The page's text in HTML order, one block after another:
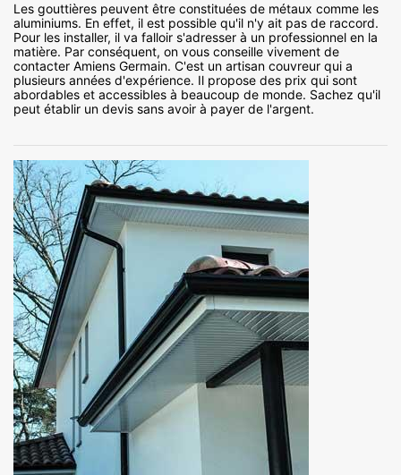
Les gouttières peuvent être constituées de métaux comme les
aluminiums. En effet, il est possible qu'il n'y ait pas de raccord.
Pour les installer, il va falloir s'adresser à un professionnel en la
matière. Par conséquent, on vous conseille vivement de
contacter Amiens Germain. C'est un artisan couvreur qui a
plusieurs années d'expérience. Il propose des prix qui sont
abordables et accessibles à beaucoup de monde. Sachez qu'il
peut établir un devis sans avoir à payer de l'argent.